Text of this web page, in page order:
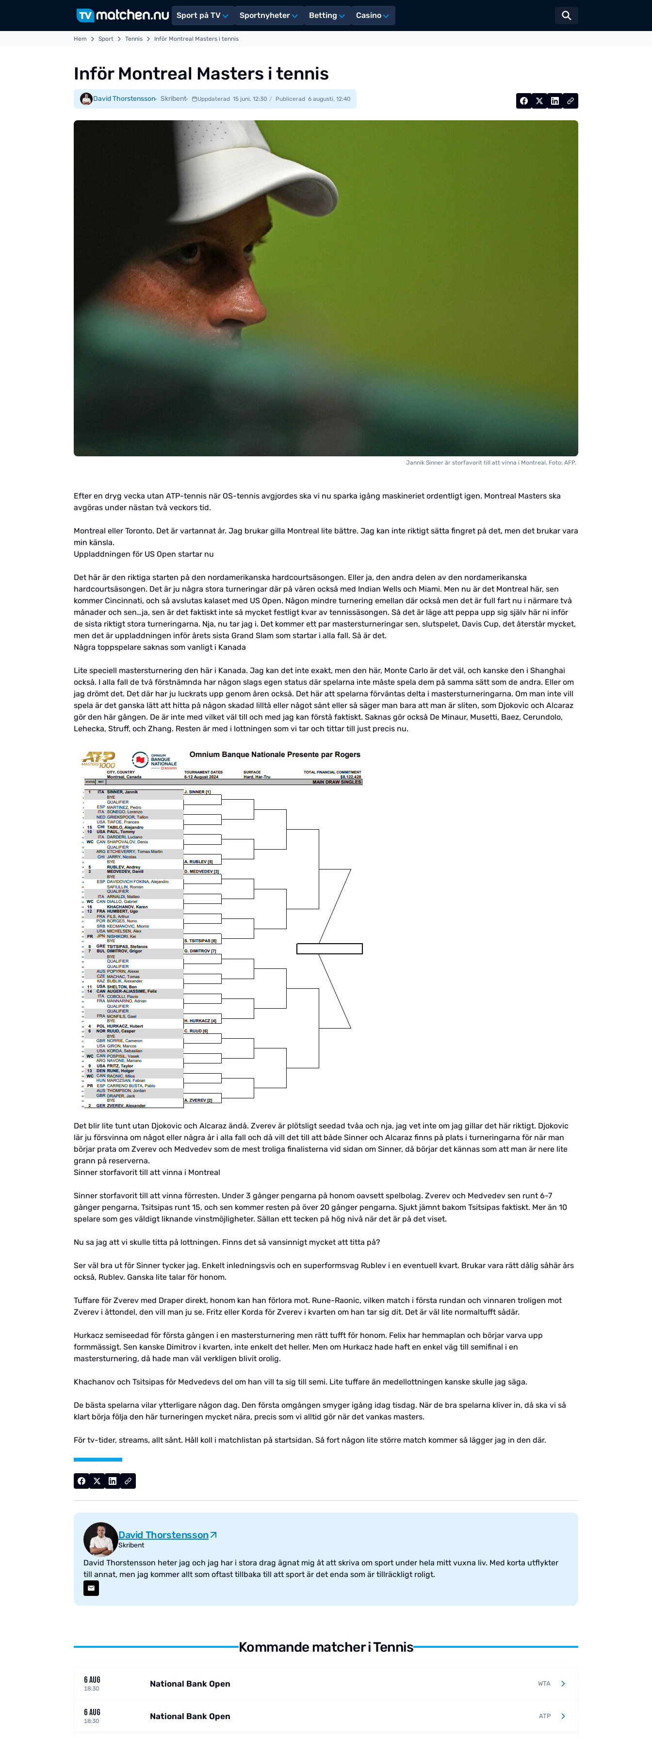
Sport på TV Sportnyheter Betting Casino Växla
Hem Sport Tennis Inför Montreal Masters i tennis
Inför Montreal Masters i tennis
David Thorstensson Skribent Uppdaterad 15 juni, 12:30 Publicerad 6 augusti, 12:40
Jannik Sinner är storfavorit till att vinna i Montreal. Foto: AFP.
Efter en dryg vecka utan ATP-tennis när OS-tennis avgjordes ska vi nu sparka igång maskineriet ordentligt igen. Montreal Masters ska
avgöras under nästan två veckors tid.
Montreal eller Toronto. Det är vartannat år. Jag brukar gilla Montreal lite bättre. Jag kan inte riktigt sätta fingret på det, men det brukar vara
min känsla.
Uppladdningen för US Open startar nu
Det här är den riktiga starten på den nordamerikanska hardcourtsäsongen. Eller ja, den andra delen av den nordamerikanska
hardcourtsäsongen. Det är ju några stora turneringar där på våren också med Indian Wells och Miami. Men nu är det Montreal här, sen
kommer Cincinnati, och så avslutas kalaset med US Open. Någon mindre turnering emellan där också men det är full fart nu i närmare två
månader och sen…ja, sen är det faktiskt inte så mycket festligt kvar av tennissäsongen. Så det är läge att peppa upp sig själv här ni inför
de sista riktigt stora turneringarna. Nja, nu tar jag i. Det kommer ett par mastersturneringar sen, slutspelet, Davis Cup, det återstår mycket,
men det är uppladdningen inför årets sista Grand Slam som startar i alla fall. Så är det.
Några toppspelare saknas som vanligt i Kanada
Lite speciell mastersturnering den här i Kanada. Jag kan det inte exakt, men den här, Monte Carlo är det väl, och kanske den i Shanghai
också. I alla fall de två förstnämnda har någon slags egen status där spelarna inte måste spela dem på samma sätt som de andra. Eller om
jag drömt det. Det där har ju luckrats upp genom åren också. Det här att spelarna förväntas delta i mastersturneringarna. Om man inte vill
spela är det ganska lätt att hitta på någon skadad lilltå eller något sånt eller så säger man bara att man är sliten, som Djokovic och Alcaraz
gör den här gången. De är inte med vilket väl till och med jag kan förstå faktiskt. Saknas gör också De Minaur, Musetti, Baez, Cerundolo,
Lehecka, Struff, och Zhang. Resten är med i lottningen som vi tar och tittar till just precis nu.
Det blir lite tunt utan Djokovic och Alcaraz ändå. Zverev är plötsligt seedad tvåa och nja, jag vet inte om jag gillar det här riktigt. Djokovic
lär ju försvinna om något eller några år i alla fall och då vill det till att både Sinner och Alcaraz finns på plats i turneringarna för när man
börjar prata om Zverev och Medvedev som de mest troliga finalisterna vid sidan om Sinner, då börjar det kännas som att man är nere lite
grann på reserverna.
Sinner storfavorit till att vinna i Montreal
Sinner storfavorit till att vinna förresten. Under 3 gånger pengarna på honom oavsett spelbolag. Zverev och Medvedev sen runt 6-7
gånger pengarna, Tsitsipas runt 15, och sen kommer resten på över 20 gånger pengarna. Sjukt jämnt bakom Tsitsipas faktiskt. Mer än 10
spelare som ges väldigt liknande vinstmöjligheter. Sällan ett tecken på hög nivå när det är på det viset.
Nu sa jag att vi skulle titta på lottningen. Finns det så vansinnigt mycket att titta på?
Ser väl bra ut för Sinner tycker jag. Enkelt inledningsvis och en superformsvag Rublev i en eventuell kvart. Brukar vara rätt dålig såhär års
också, Rublev. Ganska lite talar för honom.
Tuffare för Zverev med Draper direkt, honom kan han förlora mot. Rune-Raonic, vilken match i första rundan och vinnaren troligen mot
Zverev i åttondel, den vill man ju se. Fritz eller Korda för Zverev i kvarten om han tar sig dit. Det är väl lite normaltufft sådär.
Hurkacz semiseedad för första gången i en mastersturnering men rätt tufft för honom. Felix har hemmaplan och börjar varva upp
formmässigt. Sen kanske Dimitrov i kvarten, inte enkelt det heller. Men om Hurkacz hade haft en enkel väg till semifinal i en
mastersturnering, då hade man väl verkligen blivit orolig.
Khachanov och Tsitsipas för Medvedevs del om han vill ta sig till semi. Lite tuffare än medellottningen kanske skulle jag säga.
De bästa spelarna vilar ytterligare någon dag. Den första omgången smyger igång idag tisdag. När de bra spelarna kliver in, då ska vi så
klart börja följa den här turneringen mycket nära, precis som vi alltid gör när det vankas masters.
För tv-tider, streams, allt sånt. Håll koll i matchlistan på startsidan. Så fort någon lite större match kommer så lägger jag in den där.
David Thorstensson
Skribent
David Thorstensson heter jag och jag har i stora drag ägnat mig åt att skriva om sport under hela mitt vuxna liv. Med korta utflykter
till annat, men jag kommer allt som oftast tillbaka till att sport är det enda som är tillräckligt roligt.
Kommande matcher i Tennis
6 AUG
18:30 National Bank Open WTA
6 AUG
18:30 National Bank Open ATP